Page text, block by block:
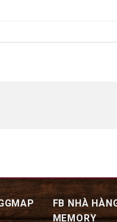
FB NHÀ
MEMORY